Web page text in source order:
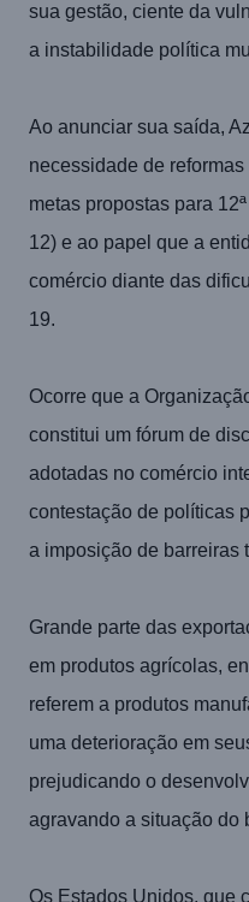
sua gestão, ciente da
a instabilidade política
Ao anunciar sua saída,
necessidade de
metas propostas para
12) e ao papel que a
comércio diante das
19.
Ocorre que a
constitui um fórum de
adotadas no comércio
contestação de políticas
a imposição de barreiras
Grande parte das
em produtos agrícolas,
referem a produtos
uma deterioração em
prejudicando o
agravando a situação do
Os Estados Unidos, que